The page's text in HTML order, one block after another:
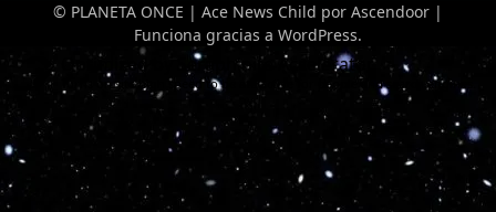
© PLANETA ONCE | Ace News Child por Ascendoor |
Funciona gracias a WordPress.
Optimized by Seraphinite Accelerator
Turns on site high speed to be attractive for people and search engines.